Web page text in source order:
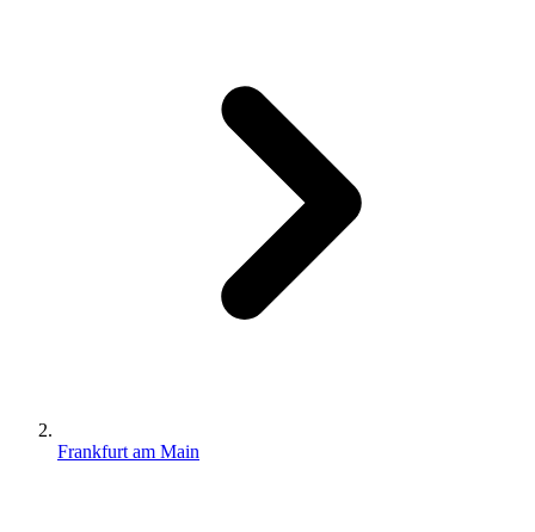
Frankfurt am Main